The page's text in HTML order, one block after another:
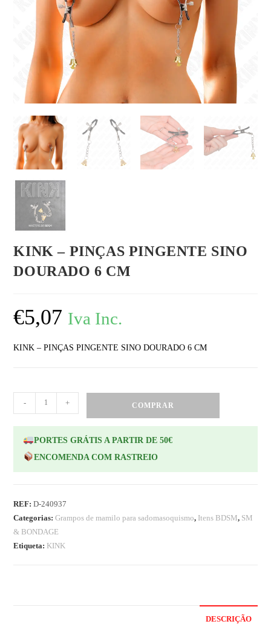
KINK – PINÇAS PINGENTE SINO
DOURADO 6 CM
€5,07 Iva Inc.
KINK – PINÇAS PINGENTE SINO DOURADO 6 CM
- + COMPRAR
PORTES GRÁTIS A PARTIR DE 50€
ENCOMENDA COM RASTREIO
REF:D-240937
Categorias:Grampos de mamilo para sadomasoquismo, Itens BDSM, SM
& BONDAGE
Etiqueta: KINK
DESCRIÇÃO